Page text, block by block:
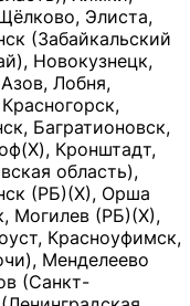
Элиста,
(Забайкальский
Новокузнецк,
Лобня,
Багратионовск,
Кронштадт,
область),
(РБ)(Х), Орша
Могилев (РБ)(Х),
Красноуфимск,
Менделеево
(Санкт-